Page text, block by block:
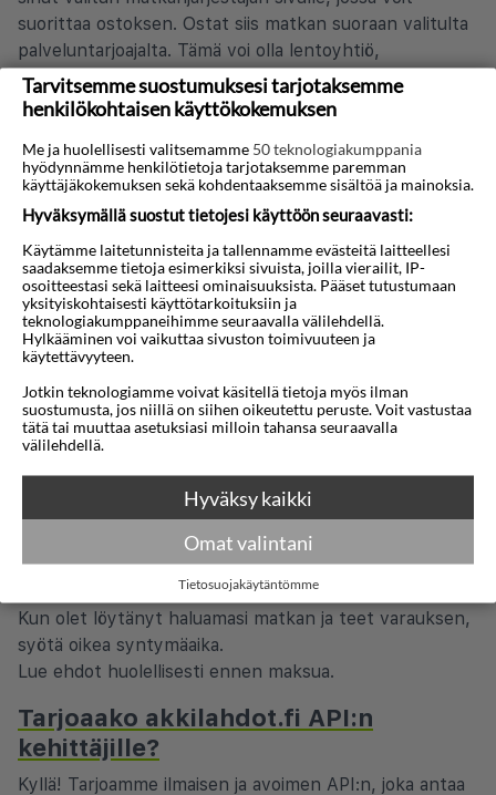
suorittaa ostoksen. Ostat siis matkan suoraan valitulta
palveluntarjoajalta. Tämä voi olla lentoyhtiö,
verkkopohjainen matkatoimisto tai valmismatkojen
järjestäjä.
Voinko varata matkan ilman
vanhempia tai muita aikuisia, jos olen
alle 18-vuotias?
Kyllä, joissakin tapauksissa.
Eri matkanjärjestäjillä, lentoyhtiöillä ja hotelleilla on
erilaiset säännöt alaikäisille matkustajille. Jotkut sallivat
yksin matkustamisen, toiset eivät – tai vaativat
huoltajan kirjallisen luvan.
Alla olevasta linkistä löydät järjestäjiä, jotka tarjoavat
pakettimatkoja (lento + hotelli), joita voi olla
he ovat tarkistaneet ja mahdollistaneet sen, jos hotelli
ja lentoyhtiö hyväksyvät sen.
Matkat, jotka usein voidaan varata alle 18-vuotiaille.
Etsi matkoja aikuisille.
Kun olet löytänyt haluamasi matkan ja teet varauksen,
syötä oikea syntymäaika.
Lue ehdot huolellisesti ennen maksua.
Tarjoaako akkilahdot.fi API:n
kehittäjille?
Kyllä! Tarjoamme ilmaisen ja avoimen API:n, joka antaa
Tarvitsemme suostumuksesi tarjotaksemme
henkilökohtaisen käyttökokemuksen
Me ja huolellisesti valitsemamme 50 teknologiakumppania
hyödynnämme henkilötietoja tarjotaksemme paremman
käyttäjäkokemuksen sekä kohdentaaksemme sisältöä ja mainoksia.
Hyväksymällä suostut tietojesi käyttöön seuraavasti:
Käytämme laitetunnisteita ja tallennamme evästeitä laitteellesi
saadaksemme tietoja esimerkiksi sivuista, joilla vierailit, IP-
osoitteestasi sekä laitteesi ominaisuuksista. Pääset tutustumaan
yksityiskohtaisesti käyttötarkoituksiin ja
teknologiakumppaneihimme seuraavalla välilehdellä.
Hylkääminen voi vaikuttaa sivuston toimivuuteen ja
käytettävyyteen.
Jotkin teknologiamme voivat käsitellä tietoja myös ilman
suostumusta, jos niillä on siihen oikeutettu peruste. Voit vastustaa
tätä tai muuttaa asetuksiasi milloin tahansa seuraavalla
välilehdellä.
Hyväksy kaikki
Omat valintani
Tietosuojakäytäntömme